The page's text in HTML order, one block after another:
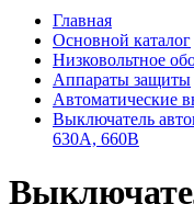
Главная
Основной каталог
Низковольтное
Аппараты защиты
Автоматические
Выключатель
630А, 660В